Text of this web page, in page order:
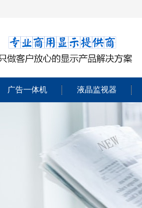
广告一体机 液晶监视器